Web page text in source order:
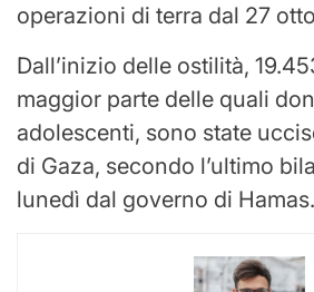
operazioni di terra dal 27
Dall’inizio delle ostilità,
maggior parte delle quali
adolescenti, sono state
di Gaza, secondo l’ultimo
lunedì dal governo di Hamas.